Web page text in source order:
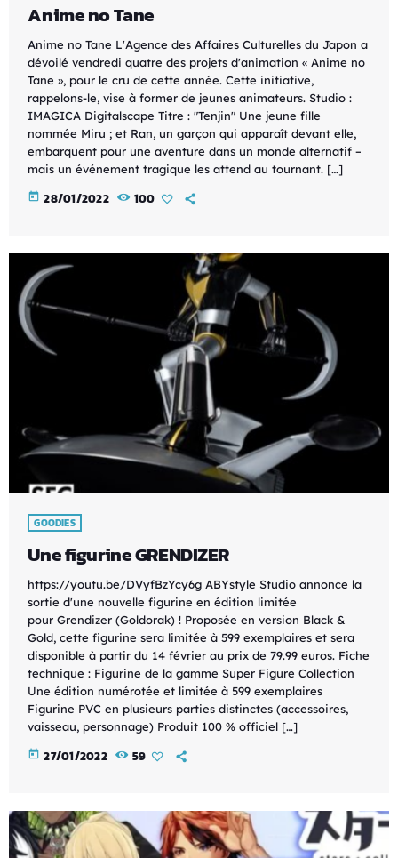
Anime no Tane
Anime no Tane L'Agence des Affaires Culturelles du Japon a
dévoilé vendredi quatre des projets d'animation « Anime no
Tane », pour le cru de cette année. Cette initiative,
rappelons-le, vise à former de jeunes animateurs. Studio :
IMAGICA Digitalscape Titre : "Tenjin" Une jeune fille
nommée Miru ; et Ran, un garçon qui apparaît devant elle,
embarquent pour une aventure dans un monde alternatif –
mais un événement tragique les attend au tournant. […]
today 28/01/2022 100
GOODIES
Une figurine GRENDIZER
https://youtu.be/DVyfBzYcy6g ABYstyle Studio annonce la
sortie d'une nouvelle figurine en édition limitée
pour Grendizer (Goldorak) ! Proposée en version Black &
Gold, cette figurine sera limitée à 599 exemplaires et sera
disponible à partir du 14 février au prix de 79.99 euros. Fiche
technique : Figurine de la gamme Super Figure Collection
Une édition numérotée et limitée à 599 exemplaires
Figurine PVC en plusieurs parties distinctes (accessoires,
vaisseau, personnage) Produit 100 % officiel […]
today 27/01/2022 59